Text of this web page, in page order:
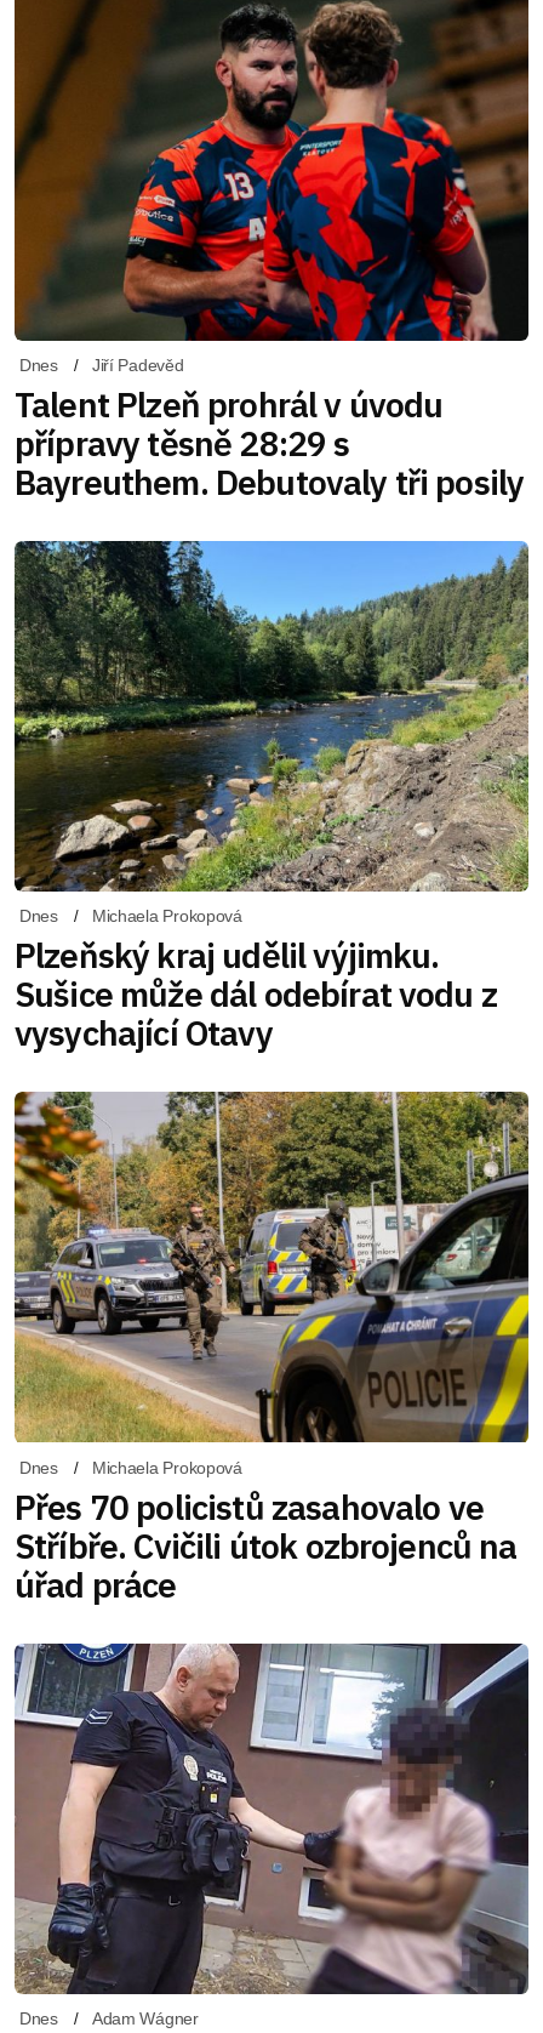
Dnes Jiří Padevěd
Talent Plzeň prohrál v úvodu
přípravy těsně 28:29 s
Bayreuthem. Debutovaly tři posily
Dnes Michaela Prokopová
Plzeňský kraj udělil výjimku.
Sušice může dál odebírat vodu z
vysychající Otavy
Dnes Michaela Prokopová
Přes 70 policistů zasahovalo ve
Stříbře. Cvičili útok ozbrojenců na
úřad práce
Dnes Adam Wágner